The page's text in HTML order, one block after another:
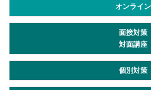
オンライン
面接対策
対面講座
個別対策